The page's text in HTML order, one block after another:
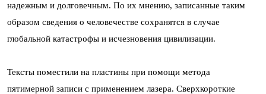
надежным и долговечным. По их мнению, записанные таким
образом сведения о человечестве сохранятся в случае
глобальной катастрофы и исчезновения цивилизации.
Тексты поместили на пластины при помощи метода
пятимерной записи с применением лазера. Сверхкороткие